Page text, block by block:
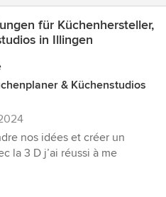
für Küchenhersteller,
in Illingen
& Küchenstudios
nos idées et créer un
la 3 D j’ai réussi à me